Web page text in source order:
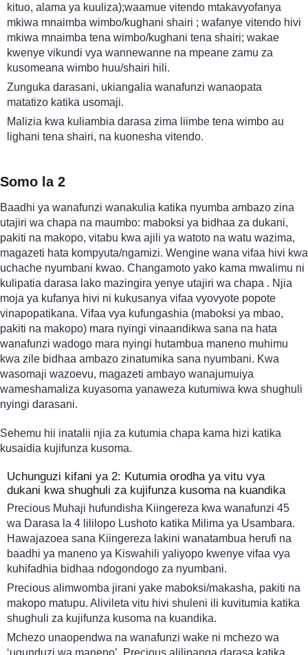
kituo, alama ya kuuliza);waamue vitendo mtakavyofanya
mkiwa mnaimba wimbo/kughani shairi ; wafanye vitendo hivi
mkiwa mnaimba tena wimbo/kughani tena shairi; wakae
kwenye vikundi vya wannewanne na mpeane zamu za
kusomeana wimbo huu/shairi hili.
Zunguka darasani, ukiangalia wanafunzi wanaopata
matatizo katika usomaji.
Malizia kwa kuliambia darasa zima liimbe tena wimbo au
lighani tena shairi, na kuonesha vitendo.
Somo la 2
Baadhi ya wanafunzi wanakulia katika nyumba ambazo zina
utajiri wa chapa na maumbo: maboksi ya bidhaa za dukani,
pakiti na makopo, vitabu kwa ajili ya watoto na watu wazima,
magazeti hata kompyuta/ngamizi. Wengine wana vifaa hivi kwa
uchache nyumbani kwao. Changamoto yako kama mwalimu ni
kulipatia darasa lako mazingira yenye utajiri wa chapa . Njia
moja ya kufanya hivi ni kukusanya vifaa vyovyote popote
vinapopatikana. Vifaa vya kufungashia (maboksi ya mbao,
pakiti na makopo) mara nyingi vinaandikwa sana na hata
wanafunzi wadogo mara nyingi hutambua maneno muhimu
kwa zile bidhaa ambazo zinatumika sana nyumbani. Kwa
wasomaji wazoevu, magazeti ambayo wanajumuiya
wameshamaliza kuyasoma yanaweza kutumiwa kwa shughuli
nyingi darasani.
Sehemu hii inatalii njia za kutumia chapa kama hizi katika
kusaidia kujifunza kusoma.
Uchunguzi kifani ya 2: Kutumia orodha ya vitu vya
dukani kwa shughuli za kujifunza kusoma na kuandika
Precious Muhaji hufundisha Kiingereza kwa wanafunzi 45
wa Darasa la 4 lililopo Lushoto katika Milima ya Usambara.
Hawajazoea sana Kiingereza lakini wanatambua herufi na
baadhi ya maneno ya Kiswahili yaliyopo kwenye vifaa vya
kuhifadhia bidhaa ndogondogo za nyumbani.
Precious alimwomba jirani yake maboksi/makasha, pakiti na
makopo matupu. Alivileta vitu hivi shuleni ili kuvitumia katika
shughuli za kujifunza kusoma na kuandika.
Mchezo unaopendwa na wanafunzi wake ni mchezo wa
‘ugunduzi wa maneno’. Precious alilipanga darasa katika